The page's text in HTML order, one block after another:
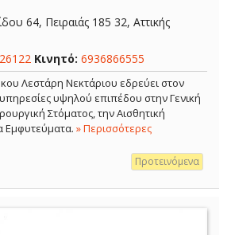
64, Πειραιάς 185 32, Αττικής
Κινητό: 6936866555
Λεστάρη Νεκτάριου εδρεύει στον
υψηλού επιπέδου στην Γενική
Στόματος, την Αισθητική
Εμφυτεύματα. » Περισσότερες
Προτεινόμενα